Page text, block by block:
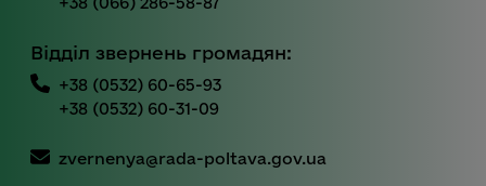
Відділ звернень громадян:
+38 (0532) 60-65-93
+38 (0532) 60-31-09
zvernenya@rada-poltava.gov.ua